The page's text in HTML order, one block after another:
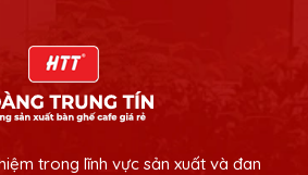
trong lĩnh vực sản xuất và đan